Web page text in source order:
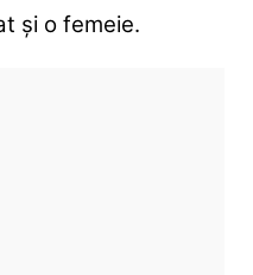
și o femeie.